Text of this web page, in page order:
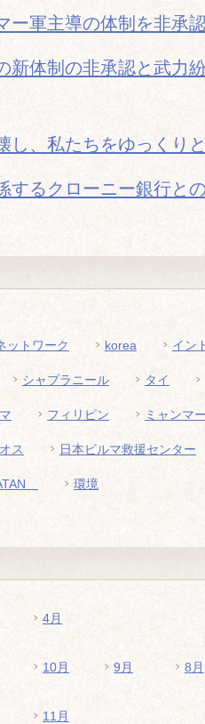
ー軍主導の体制を非承
新体制の非承認と武力
し、私たちをゆっくり
するクローニー銀行と
ットワーク korea イン
シャプラニール タイ
フィリピン ミャンマ
ス 日本ビルマ救援センター
環境
4月
10月 9月 8月
11月